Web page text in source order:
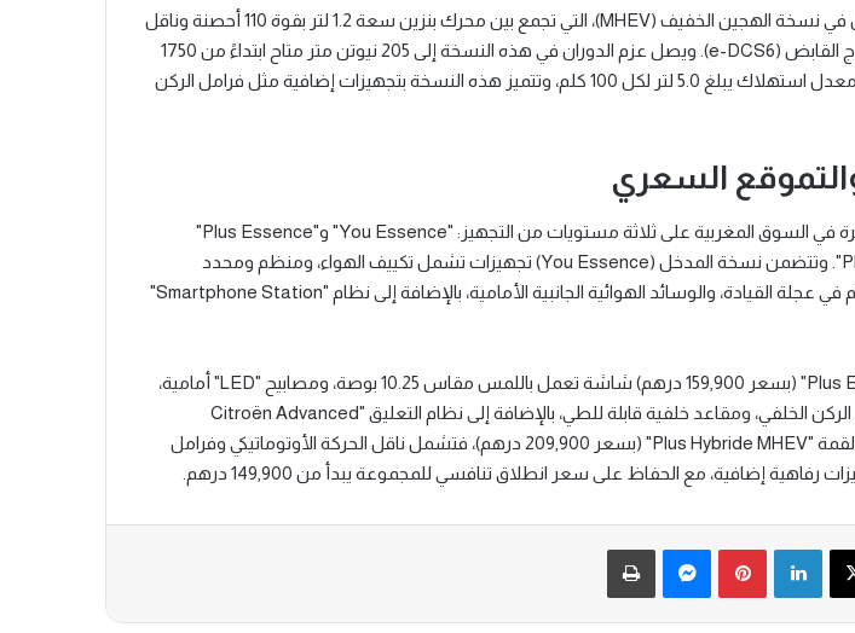
أما الخيار الثاني، فيتمثل في نسخة الهجين الخفيف (MHEV)، التي تجمع بين محرك بنزين سعة 1.2 لتر بقوة 110 أحصنة وناقل
حركة أوتوماتيكي مزدوج القابض (e-DCS6). ويصل عزم الدوران في هذه النسخة إلى 205 نيوتن متر متاح ابتداءً من 1750
دورة في الدقيقة، مع معدل استهلاك يبلغ 5.0 لتر لكل 100 كلم، وتتميز هذه النسخة بتجهيزات إضافية مثل فرامل الركن
السعري
تتوزع التشكيلة المتوفرة في السوق المغربية على ثلاثة مستويات من التجهيز: "You Essence" و"Plus Essence"
و"Plus Hybride MHEV". وتتضمن نسخة المدخل (You Essence) تجهيزات تشمل تكييف الهواء، ومنظم ومحدد
السرعة، وأدوات التحكم في عجلة القيادة، والوسائد الهوائية الجانبية الأمامية، بالإضافة إلى نظام "Smartphone Station"
وتضيف فئة "Plus Essence" (بسعر 159,900 درهم) شاشة تعمل باللمس مقاس 10.25 بوصة، ومصابيح "LED" أمامية،
ونظام المساعدة على الركن الخلفي، ومقاعد خلفية قابلة للطي، بالإضافة إلى نظام التعليق "Citroën Advanced
Comfort". أما نسخة القمة "Plus Hybride MHEV" (بسعر 209,900 درهم)، فتشمل ناقل الحركة الأوتوماتيكي وفرامل
رفاهية إضافية، مع الحفاظ على سعر انطلاق تنافسي للمجموعة يبدأ من 149,900 درهم.
X
LinkedIn